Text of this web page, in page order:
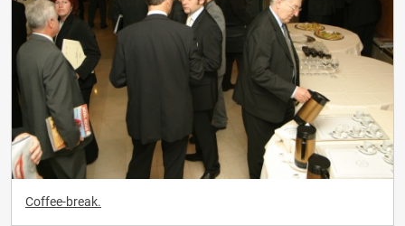
Coffee-break.